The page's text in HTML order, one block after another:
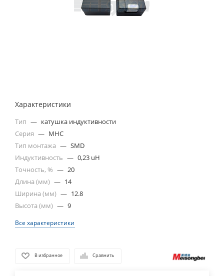
Характеристики
Тип — катушка индуктивности
Серия — MHC
Тип монтажа — SMD
Индуктивность — 0,23 uH
Точность, % — 20
Длина (мм) — 14
Ширина (мм) — 12.8
Высота (мм) — 9
Все характеристики
В избранное Сравнить